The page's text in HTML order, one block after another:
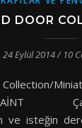
DOOR
24 Eylül 2014/ 10
ve isteğin